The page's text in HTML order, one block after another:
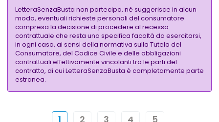
LetteraSenzaBusta non partecipa, nè suggerisce in alcun
modo, eventuali richieste personali del consumatore
compresa la decisione di procedere al recesso
contrattuale che resta una specifica facoltà da esercitarsi,
in ogni caso, ai sensi della normativa sulla Tutela del
Consumatore, del Codice Civile e delle obbligazioni
contrattuali effettivamente vincolanti tra le parti del
contratto, di cui LetteraSenzaBusta è completamente parte
estranea.
1 2 3 4 5